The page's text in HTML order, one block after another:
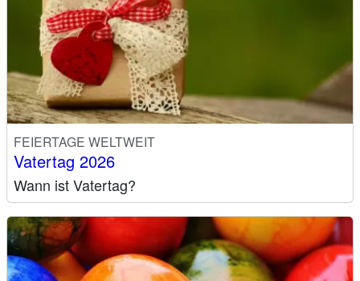
FEIERTAGE WELTWEIT
Vatertag 2026
Wann ist Vatertag?